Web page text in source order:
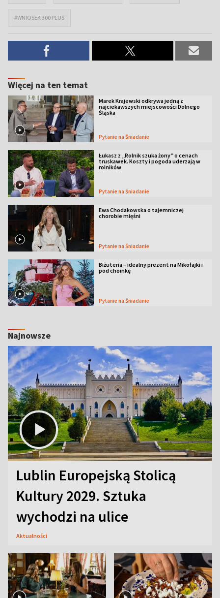
#WNIOSEK 300 PLUS
Więcej na ten temat
Marek Krajewski odkrywa jedną z
najciekawszych miejscowości Dolnego
Śląska
Pytanie na Śniadanie
Łukasz z „Rolnik szuka żony” o cenach
truskawek. Koszty i pogoda uderzają w
rolników
Pytanie na Śniadanie
Ewa Chodakowska o tajemniczej
chorobie mięśni
Pytanie na Śniadanie
Biżuteria – idealny prezent na Mikołajki i
pod choinkę
Pytanie na Śniadanie
Najnowsze
Lublin Europejską Stolicą
Kultury 2029. Sztuka
wychodzi na ulice
Aktualności